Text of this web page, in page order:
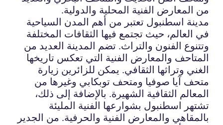
من المعارض الفنية المحلية والدولية.
مدينة اسطنبول تعتبر من أهم المدن السياحية
في العالم، حيث تجتمع فيها الثقافات المختلفة
وتتنوع الفنون والتراث. تضم المدينة العديد من
المتاحف والمعارض الفنية التي تعكس تاريخها
الغني وتراثها الثقافي. يمكن للزائرين زيارة
متحف آيا صوفيا ومتحف توبكابي وغيرها من
المعالم الثقافية الشهيرة. بالإضافة إلى ذلك،
تشتهر اسطنبول بشوارعها الفنية المليئة
بالمقاهي والمعارض الفنية والحرفية. من الجدير